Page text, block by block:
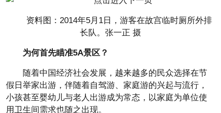
资料图：2014年5月1日，游客在故宫临时厕所外排
长队。张一正 摄
为何首先瞄准5A景区？
随着中国经济社会发展，越来越多的民众选择在节
假日举家出游，伴随着自驾游、家庭游的兴起与流行，
小孩甚至婴幼儿与老人出游成为常态，以家庭为单位使
用卫生间需求也随之出现。